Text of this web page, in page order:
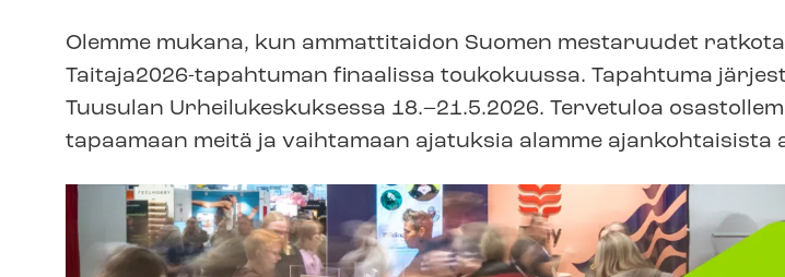
Olemme mukana, kun ammattitaidon Suomen mestaruudet
Taitaja2026-tapahtuman finaalissa toukokuussa. Tapahtuma
Tuusulan Ur­hei­lu­kes­kuk­ses­sa 18.–21.5.2026. Tervetuloa
tapaamaan meitä ja vaihtamaan ajatuksia alamme ajankohtaisista